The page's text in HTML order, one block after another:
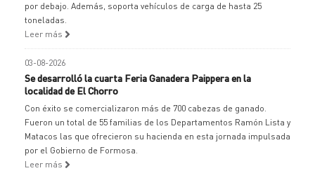
por debajo. Además, soporta vehículos de carga de hasta 25
toneladas.
Leer más
03-08-2026
Se desarrolló la cuarta Feria Ganadera Paippera en la
localidad de El Chorro
Con éxito se comercializaron más de 700 cabezas de ganado.
Fueron un total de 55 familias de los Departamentos Ramón Lista y
Matacos las que ofrecieron su hacienda en esta jornada impulsada
por el Gobierno de Formosa.
Leer más